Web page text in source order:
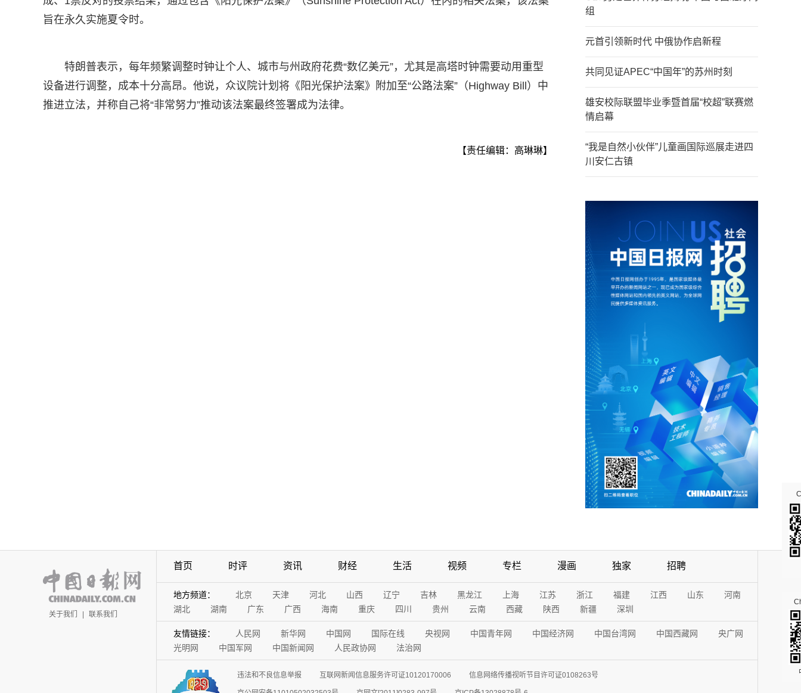
旨在永久实施夏令时。
特朗普表示，每年频繁调整时钟让个人、城市与州政府花费“数亿美元”，尤其是高塔时钟需要动用重型
设备进行调整，成本十分高昂。他说，众议院计划将《阳光保护法案》附加至“公路法案”（Highway Bill）中
推进立法，并称自己将“非常努力”推动该法案最终签署成为法律。
【责任编辑：高琳琳】
组
元首引领新时代 中俄协作启新程
共同见证APEC“中国年”的苏州时刻
雄安校际联盟毕业季暨首届“校超”联赛燃
情启幕
“我是自然小伙伴”儿童画国际巡展走进四
川安仁古镇
关于我们 | 联系我们
首页 时评 资讯 财经 生活 视频 专栏 漫画 独家 招聘
地方频道： 北京 天津 河北 山西 辽宁 吉林 黑龙江 上海 江苏 浙江 福建 江西 山东
河南
湖北
湖南 广东 广西 海南 重庆 四川 贵州 云南 西藏 陕西 新疆 深圳
友情链接： 人民网 新华网 中国网 国际在线 央视网 中国青年网 中国经济网 中国台湾网 中国西藏网
央广网
光明网
中国军网 中国新闻网 人民政协网 法治网
违法和不良信息举报 互联网新闻信息服务许可证10120170006 信息网络传播视听节目许可证0108263号